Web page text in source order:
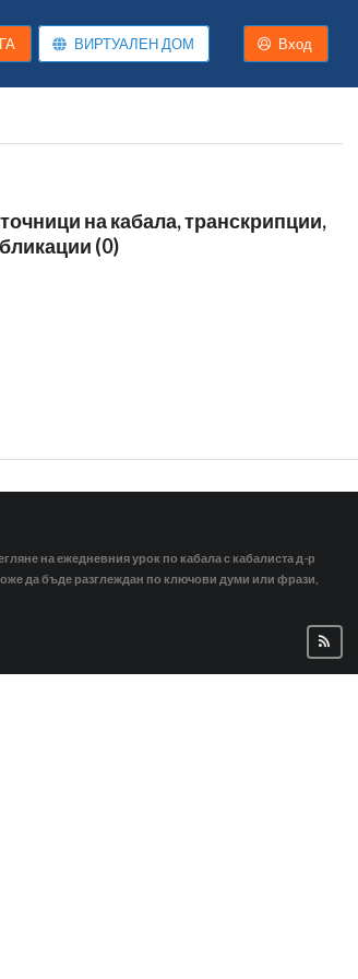
ВИРТУАЛЕН ДОМ Вход
на кабала, транскрипции,
(0)
на ежедневния урок по кабала с кабалиста д-р
да бъде разглеждан по ключови думи или фрази,